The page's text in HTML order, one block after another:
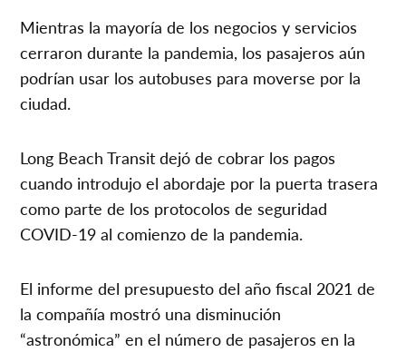
Mientras la mayoría de los negocios y servicios
cerraron durante la pandemia, los pasajeros aún
podrían usar los autobuses para moverse por la
ciudad.
Long Beach Transit dejó de cobrar los pagos
cuando introdujo el abordaje por la puerta trasera
como parte de los protocolos de seguridad
COVID-19 al comienzo de la pandemia.
El informe del presupuesto del año fiscal 2021 de
la compañía mostró una disminución
“astronómica” en el número de pasajeros en la